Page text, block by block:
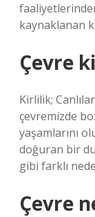
kaynaklanan
Çevre
Kirlilik;
çevremizde
yaşamlarını
doğuran bir
gibi farklı
Çevre